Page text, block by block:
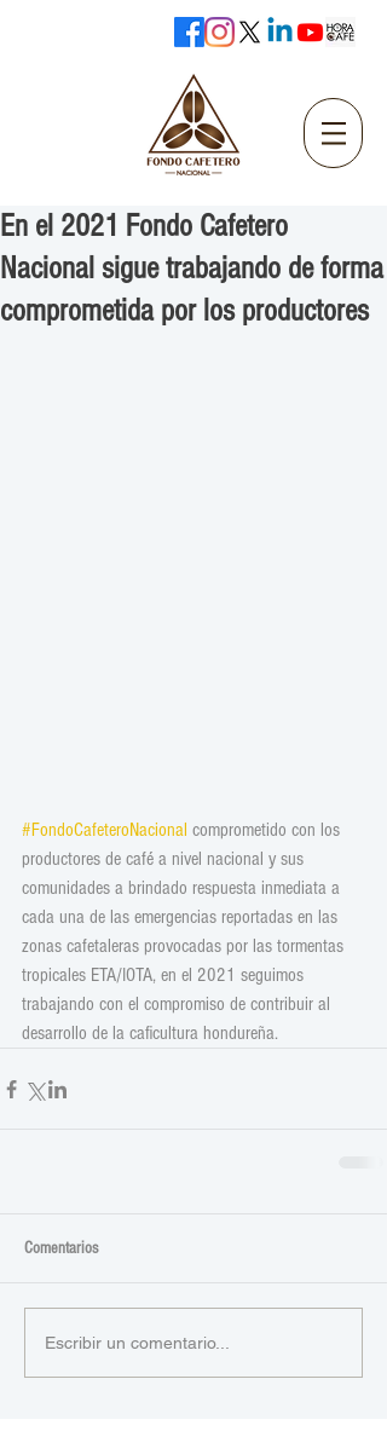
En el 2021 Fondo Cafetero
Nacional sigue trabajando de forma
comprometida por los productores
#FondoCafeteroNacional comprometido con los
productores de café a nivel nacional y sus
comunidades a brindado respuesta inmediata a
cada una de las emergencias reportadas en las
zonas cafetaleras provocadas por las tormentas
tropicales ETA/IOTA, en el 2021 seguimos
trabajando con el compromiso de contribuir al
desarrollo de la caficultura hondureña.
Comentarios
Escribir un comentario...